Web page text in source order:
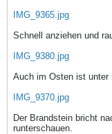
IMG_9365.jpg
Schnell anziehen und
IMG_9380.jpg
Auch im Osten ist unter
IMG_9370.jpg
Der Brandstein bricht
runterschauen.